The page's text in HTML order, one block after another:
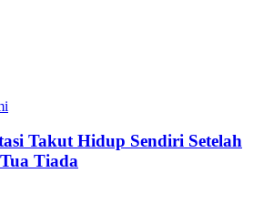
Takut Hidup Sendiri Setelah
Tiada